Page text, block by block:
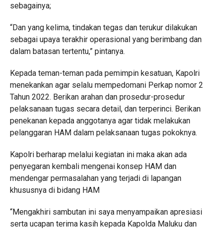
sebagainya;
“Dan yang kelima, tindakan tegas dan terukur dilakukan
sebagai upaya terakhir operasional yang berimbang dan
dalam batasan tertentu,” pintanya.
Kepada teman-teman pada pemimpin kesatuan, Kapolri
menekankan agar selalu mempedomani Perkap nomor 2
Tahun 2022. Berikan arahan dan prosedur-prosedur
pelaksanaan tugas secara detail, dan terperinci. Berikan
penekanan kepada anggotanya agar tidak melakukan
pelanggaran HAM dalam pelaksanaan tugas pokoknya.
Kapolri berharap melalui kegiatan ini maka akan ada
penyegaran kembali mengenai konsep HAM dan
mendengar permasalahan yang terjadi di lapangan
khususnya di bidang HAM
“Mengakhiri sambutan ini saya menyampaikan apresiasi
serta ucapan terima kasih kepada Kapolda Maluku dan